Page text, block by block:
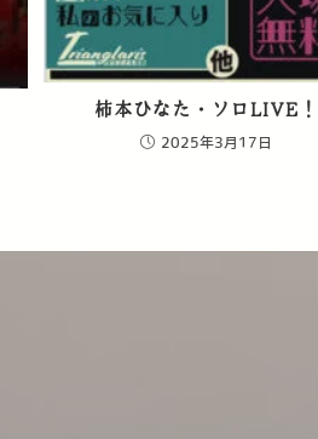
柿本ひなた・ソロLIVE！
2025年3月17日